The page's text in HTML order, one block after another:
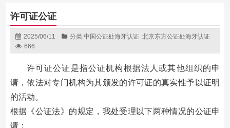
许可证公证
2025/06/11 分类:中国公证处海牙认证 北京东方公证处海牙认证
666
许可证公证是指公证机构根据法人或其他组织的申
请，依法对专门机构为其颁发的许可证的真实性予以证明
的活动。
根据《公证法》的规定，我处受理以下两种情况的公证申
请：